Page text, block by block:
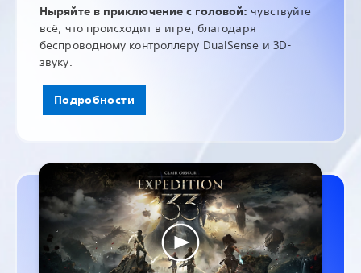
Ныряйте в приключение с головой: чувствуйте
всё, что происходит в игре, благодаря
беспроводному контроллеру DualSense и 3D-
звуку.
Подробности